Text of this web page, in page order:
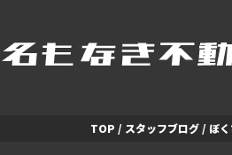
TOP / スタッフブログ / ぼ